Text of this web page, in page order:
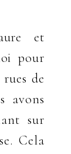
et
pour
de
avons
sur
Cela